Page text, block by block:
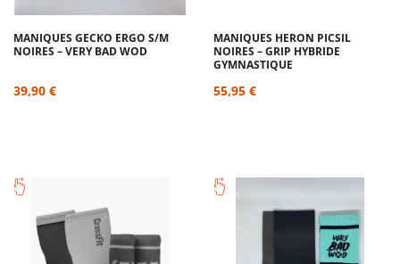
MANIQUES GECKO ERGO S/M
NOIRES – VERY BAD WOD
39,90 €
MANIQUES HERON PICSIL
NOIRES – GRIP HYBRIDE
GYMNASTIQUE
55,95 €